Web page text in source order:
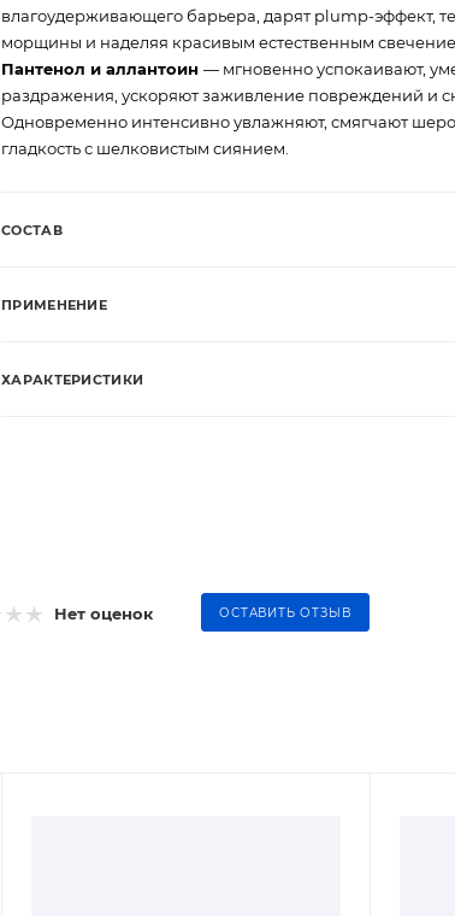
влагоудерживающего барьера, дарят plump-эффект,
морщины и наделяя красивым естественным
Пантенол и аллантоин — мгновенно успокаивают,
раздражения, ускоряют заживление повреждений и
Одновременно интенсивно увлажняют, смягчают
гладкость с шелковистым сиянием.
СОСТАВ
ПРИМЕНЕНИЕ
ХАРАКТЕРИСТИКИ
Нет оценок ОСТАВИТЬ ОТЗЫВ